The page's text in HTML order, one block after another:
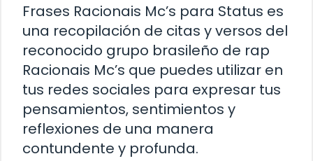
Frases Racionais Mc’s para Status es
una recopilación de citas y versos del
reconocido grupo brasileño de rap
Racionais Mc’s que puedes utilizar en
tus redes sociales para expresar tus
pensamientos, sentimientos y
reflexiones de una manera
contundente y profunda.